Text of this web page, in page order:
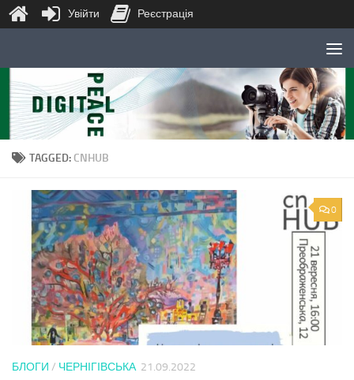
Skip to content
TAGGED: CNHUB
0
БЛОГИ / ЧЕРНІГІВСЬКА 21.09.2022
Увійти Реєстрація